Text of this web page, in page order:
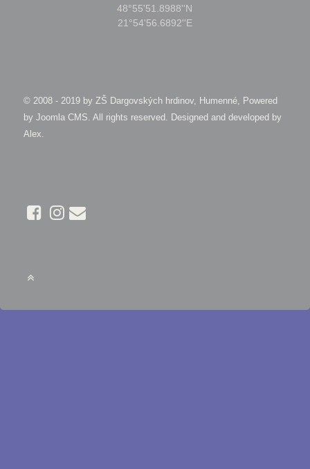
48°55'51.8988''N
21°54'56.6892''E
© 2008 - 2019 by ZŠ Dargovských hrdinov, Humenné, Powered
by Joomla CMS. All rights reserved. Designed and developed by
Alex.